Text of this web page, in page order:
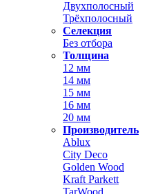
Двухполосный
Трёхполосный
Селекция
Без отбора
Толщина
12 мм
14 мм
15 мм
16 мм
20 мм
Производитель
Ablux
City Deco
Golden Wood
Kraft Parkett
TarWood